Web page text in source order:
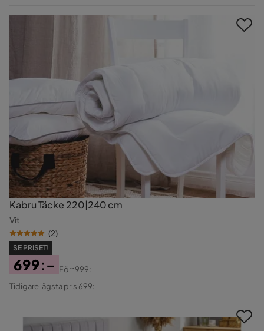
Kabru Täcke 220|240 cm
Vit
(2)
SE PRISET!
Pris
699:-
Original
Förr999:-
Tidigare lägsta pris 699:-